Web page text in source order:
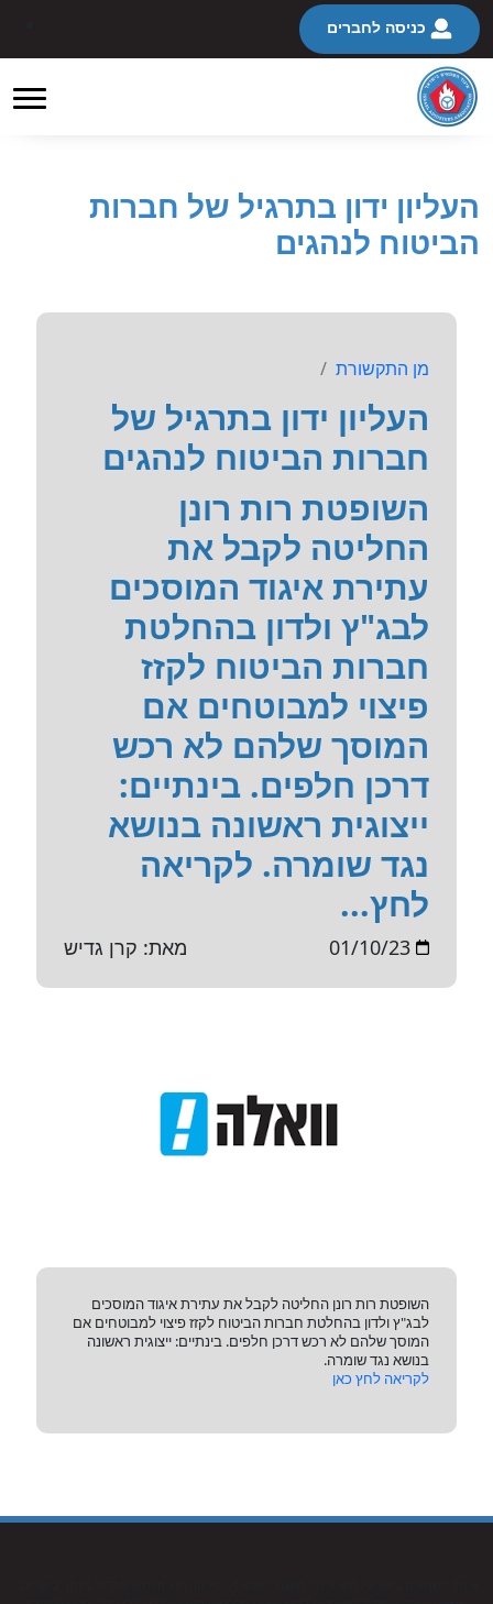
כניסה לחברים
העליון ידון בתרגיל של חברות
הביטוח לנהגים
מן התקשורת
העליון ידון בתרגיל של
חברות הביטוח לנהגים
השופטת רות רונן
החליטה לקבל את
עתירת איגוד המוסכים
לבג"ץ ולדון בהחלטת
חברות הביטוח לקזז
פיצוי למבוטחים אם
המוסך שלהם לא רכש
דרכן חלפים. בינתיים:
ייצוגית ראשונה בנושא
נגד שומרה. לקריאה
לחץ...
01/10/23 מאת: קרן גדיש
השופטת רות רונן החליטה לקבל את עתירת איגוד המוסכים
לבג"ץ ולדון בהחלטת חברות הביטוח לקזז פיצוי למבוטחים אם
המוסך שלהם לא רכש דרכן חלפים. בינתיים: ייצוגית ראשונה
בנושא נגד שומרה.
לקריאה לחץ כאן